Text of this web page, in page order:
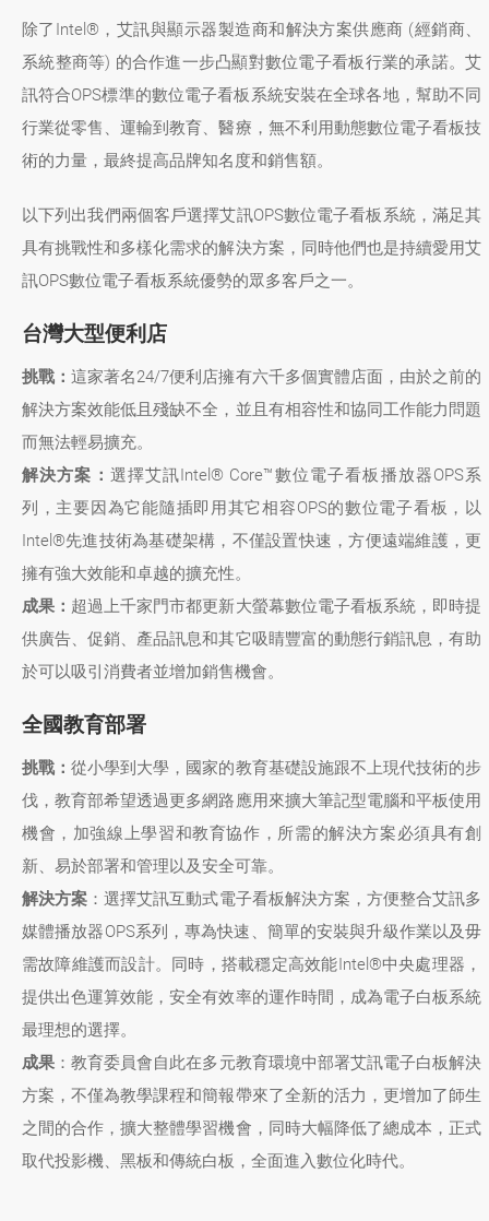
除了Intel®，艾訊與顯示器製造商和解決方案供應商 (經銷商、
系統整商等) 的合作進一步凸顯對數位電子看板行業的承諾。艾
訊符合OPS標準的數位電子看板系統安裝在全球各地，幫助不同
行業從零售、運輸到教育、醫療，無不利用動態數位電子看板技
術的力量，最終提高品牌知名度和銷售額。
以下列出我們兩個客戶選擇艾訊OPS數位電子看板系統，滿足其
具有挑戰性和多樣化需求的解決方案，同時他們也是持續愛用艾
訊OPS數位電子看板系統優勢的眾多客戶之一。
台灣大型便利店
挑戰：這家著名24/7便利店擁有六千多個實體店面，由於之前的
解決方案效能低且殘缺不全，並且有相容性和協同工作能力問題
而無法輕易擴充。
解決方案： 選擇艾訊Intel® Core™數位電子看板播放器OPS系
列，主要因為它能隨插即用其它相容OPS的數位電子看板，以
Intel®先進技術為基礎架構，不僅設置快速，方便遠端維護，更
擁有強大效能和卓越的擴充性。
成果： 超過上千家門市都更新大螢幕數位電子看板系統，即時提
供廣告、促銷、產品訊息和其它吸睛豐富的動態行銷訊息，有助
於可以吸引消費者並增加銷售機會。
全國教育部署
挑戰：從小學到大學，國家的教育基礎設施跟不上現代技術的步
伐，教育部希望透過更多網路應用來擴大筆記型電腦和平板使用
機會，加強線上學習和教育協作，所需的解決方案必須具有創
新、易於部署和管理以及安全可靠。
解決方案 ：選擇艾訊互動式電子看板解決方案，方便整合艾訊多
媒體播放器OPS系列，專為快速、簡單的安裝與升級作業以及毋
需故障維護而設計。同時，搭載穩定高效能Intel®中央處理器，
提供出色運算效能，安全有效率的運作時間，成為電子白板系統
最理想的選擇。
成果 ：教育委員會自此在多元教育環境中部署艾訊電子白板解決
方案，不僅為教學課程和簡報帶來了全新的活力，更增加了師生
之間的合作，擴大整體學習機會，同時大幅降低了總成本，正式
取代投影機、黑板和傳統白板，全面進入數位化時代。